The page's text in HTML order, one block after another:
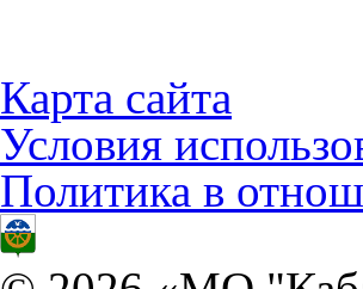
Карта сайта
Условия
Политика в